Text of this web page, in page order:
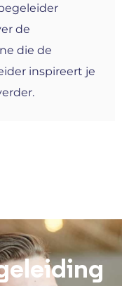
de
die de
inspireert je